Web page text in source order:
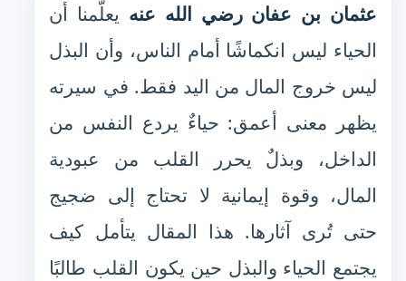
عثمان بن عفان رضي الله عنه يعلّمنا أن
الحياء ليس انكماشًا أمام الناس، وأن البذل
ليس خروج المال من اليد فقط. في سيرته
يظهر معنى أعمق: حياءٌ يردع النفس من
الداخل، وبذلٌ يحرر القلب من عبودية
المال، وقوة إيمانية لا تحتاج إلى ضجيج
حتى تُرى آثارها. هذا المقال يتأمل كيف
يجتمع الحياء والبذل حين يكون القلب طالبًا